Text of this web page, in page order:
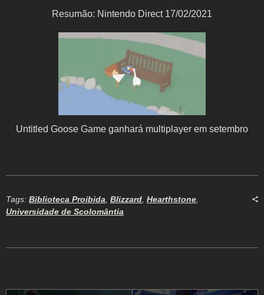
Resumão: Nintendo Direct 17/02/2021
Untitled Goose Game ganhará multiplayer em setembro
Tags: Biblioteca Proibida, Blizzard, Hearthstone,
Universidade de Scolomântia